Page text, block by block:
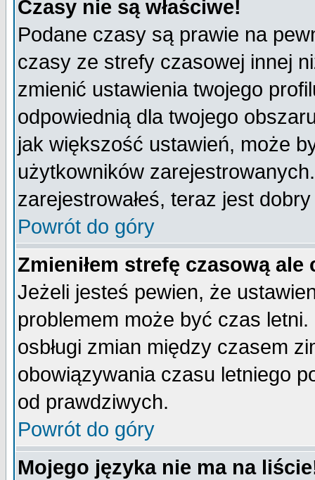
Czasy nie są właściwe!
Podane czasy są prawie na
czasy ze strefy czasowej innej
zmienić ustawienia twojego
odpowiednią dla twojego
jak większość ustawień, może
użytkowników
zarejestrowałeś, teraz jest
Powrót do góry
Zmieniłem strefę czasową
Jeżeli jesteś pewien, że
problemem może być czas
osbługi zmian między czasem
obowiązywania czasu letniego
od prawdziwych.
Powrót do góry
Mojego języka nie ma na